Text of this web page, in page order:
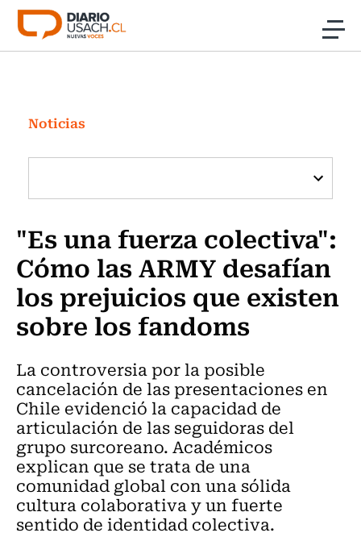
Click acá para ir directamente al contenido
Investigación
Cultura
Programas Radio y TV Usach
Noticias
"Es una fuerza colectiva":
Cómo las ARMY desafían
los prejuicios que existen
sobre los fandoms
La controversia por la posible
cancelación de las presentaciones en
Chile evidenció la capacidad de
articulación de las seguidoras del
grupo surcoreano. Académicos
explican que se trata de una
comunidad global con una sólida
cultura colaborativa y un fuerte
sentido de identidad colectiva.